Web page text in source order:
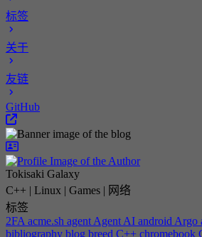
标签
关于
友链
GitHub
Tokisaki Galaxy
C++ | Linux | Games | 网络
标签
2FA acme.sh agent Agent AI android Argo
bibliography blog breed C++ chromebook